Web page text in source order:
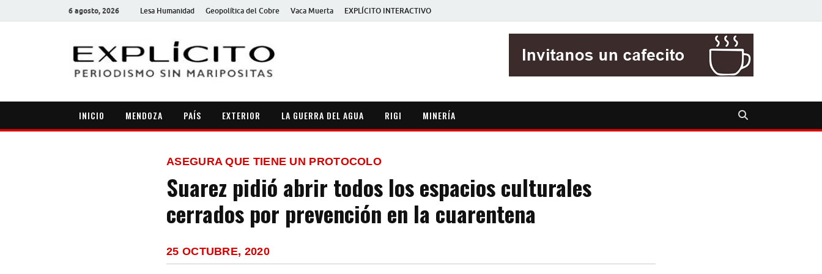
6 agosto, 2026 Lesa Humanidad Geopolítica del Cobre Vaca Muerta EXPLÍCITO INTERACTIVO
INICIO MENDOZA PAÍS EXTERIOR LA GUERRA DEL AGUA RIGI MINERÍA
ASEGURA QUE TIENE UN PROTOCOLO
Suarez pidió abrir todos los espacios culturales
cerrados por prevención en la cuarentena
25 OCTUBRE, 2020